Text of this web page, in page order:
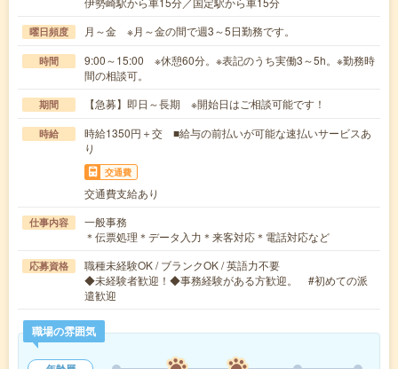
曜日頻度 月～金 ※月～金の間で週3～5日勤務です。
時間
9:00～15:00 ※休憩60分。※表記のうち実働3～5h。※勤務時
間の相談可。
期間 【急募】即日～長期 ※開始日はご相談可能です！
時給
時給1350円＋交 ■給与の前払いが可能な速払いサービスあ
り
交通費
交通費支給あり
仕事内容
一般事務
＊伝票処理＊データ入力＊来客対応＊電話対応など
応募資格
職種未経験OK / ブランクOK / 英語力不要
◆未経験者歓迎！◆事務経験がある方歓迎。 #初めての派
遣歓迎
職場の雰囲気